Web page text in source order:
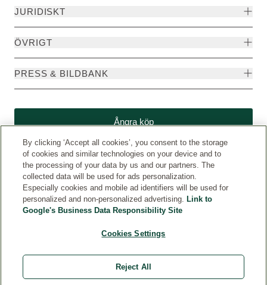
JURIDISKT
ÖVRIGT
PRESS & BILDBANK
Ångra köp
Weleda International © Weleda 2026
By clicking ‘Accept all cookies’, you consent to the storage
of cookies and similar technologies on your device and to
the processing of your data by us and our partners. The
collected data will be used for ads personalization.
Especially cookies and mobile ad identifiers will be used for
personalized and non-personalized advertising. Link to
Google's Business Data Responsibility Site
Cookies Settings
Reject All